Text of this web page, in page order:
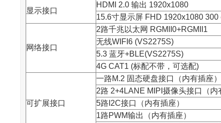
显示接口
HDMI 2.0 输出 1920x1080
15.6寸显示屏 FHD 1920x1080 300
网络接口
2路千兆以太网 RGMII0+RGMII1
无线WIFI6 (VS2275S)
5.3 蓝牙+BLE(VS2275S)
4G CAT1 (标配不带，可选配)
可扩展接口
一路M.2 固态硬盘接口（内有插座）
2路 2+4LANE MIPI摄像头接口（内
5路I2C接口（内有插座）
1路PWM输出（内有插座）